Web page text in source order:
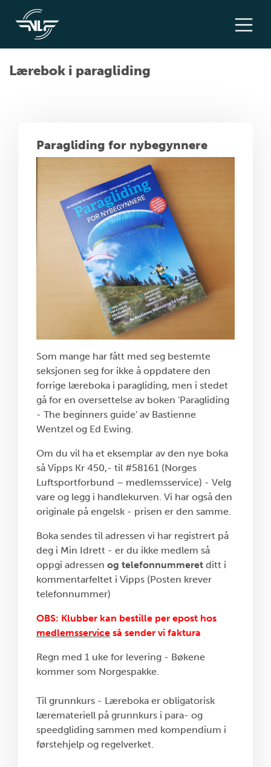
Lærebok i paragliding
Paragliding for nybegynnere
Som mange har fått med seg bestemte
seksjonen seg for ikke å oppdatere den
forrige læreboka i paragliding, men i stedet
gå for en oversettelse av boken 'Paragliding
- The beginners guide' av Bastienne
Wentzel og Ed Ewing.
Om du vil ha et eksemplar av den nye boka
så Vipps Kr 450,- til #58161 (Norges
Luftsportforbund – medlemsservice) - Velg
vare og legg i handlekurven. Vi har også den
originale på engelsk - prisen er den samme.
Boka sendes til adressen vi har registrert på
deg i Min Idrett - er du ikke medlem så
oppgi adressen og telefonnummeret ditt i
kommentarfeltet i Vipps (Posten krever
telefonnummer)
OBS: Klubber kan bestille per epost hos
medlemsservice så sender vi faktura
Regn med 1 uke for levering - Bøkene
kommer som Norgespakke.
Til grunnkurs - Læreboka er obligatorisk
læremateriell på grunnkurs i para- og
speedgliding sammen med kompendium i
førstehjelp og regelverket.